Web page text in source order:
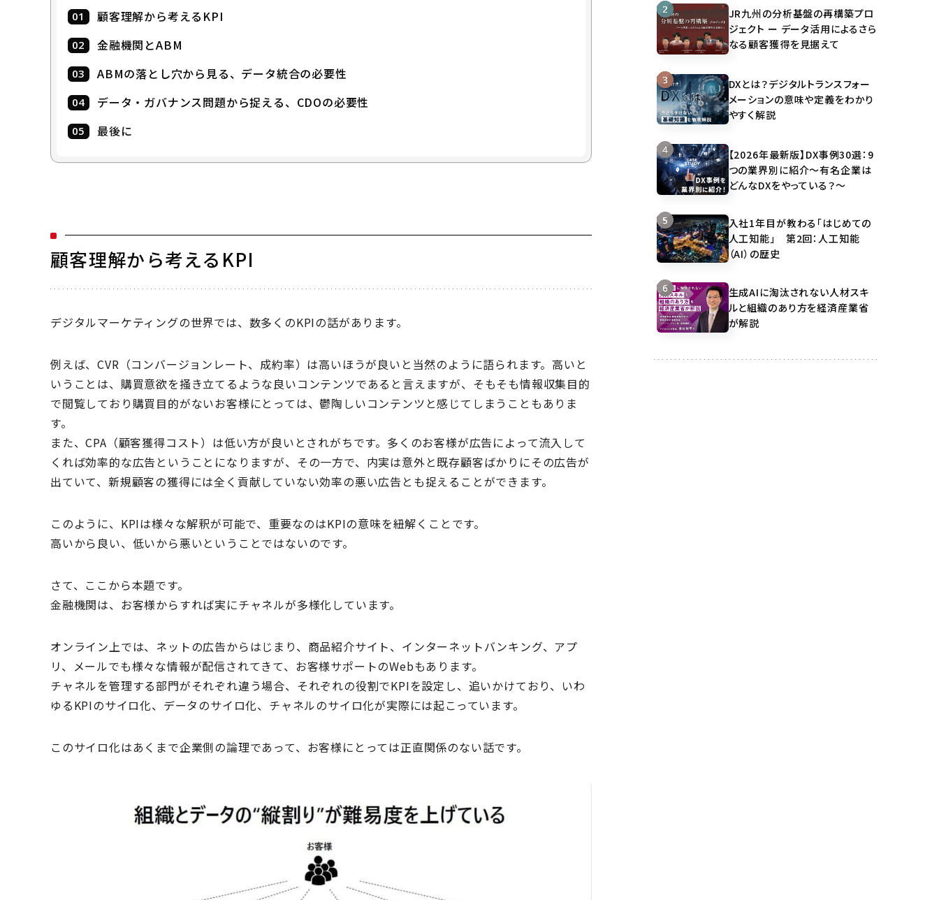
顧客理解から考えるKPI
金融機関とABM
ABMの落とし穴から見る、データ統合の必要性
データ・ガバナンス問題から捉える、CDOの必要性
最後に
顧客理解から考えるKPI
デジタルマーケティングの世界では、数多くのKPIの話があります。
例えば、CVR（コンバージョンレート、成約率）は高いほうが良いと当然のように語られます。高いと
いうことは、購買意欲を掻き立てるような良いコンテンツであると言えますが、そもそも情報収集目的
で閲覧しており購買目的がないお客様にとっては、鬱陶しいコンテンツと感じてしまうこともありま
す。
また、CPA（顧客獲得コスト）は低い方が良いとされがちです。多くのお客様が広告によって流入して
くれば効率的な広告ということになりますが、その一方で、内実は意外と既存顧客ばかりにその広告が
出ていて、新規顧客の獲得には全く貢献していない効率の悪い広告とも捉えることができます。
このように、KPIは様々な解釈が可能で、重要なのはKPIの意味を紐解くことです。
高いから良い、低いから悪いということではないのです。
さて、ここから本題です。
金融機関は、お客様からすれば実にチャネルが多様化しています。
オンライン上では、ネットの広告からはじまり、商品紹介サイト、インターネットバンキング、アプ
リ、メールでも様々な情報が配信されてきて、お客様サポートのWebもあります。
チャネルを管理する部門がそれぞれ違う場合、それぞれの役割でKPIを設定し、追いかけており、いわ
ゆるKPIのサイロ化、データのサイロ化、チャネルのサイロ化が実際には起こっています。
このサイロ化はあくまで企業側の論理であって、お客様にとっては正直関係のない話です。
JR九州の分析基盤の再構築プロ
ジェクト ー データ活用によるさら
なる顧客獲得を見据えて
DXとは？デジタルトランスフォー
メーションの意味や定義をわかり
やすく解説
【2026年最新版】DX事例30選：9
つの業界別に紹介～有名企業は
どんなDXをやっている？～
入社1年目が教わる「はじめての
人工知能」 第2回：人工知能
（AI）の歴史
生成AIに淘汰されない人材スキ
ルと組織のあり方を経済産業省
が解説